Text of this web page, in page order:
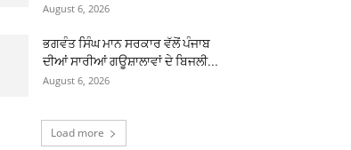
August 6, 2026
ਭਗਵੰਤ ਸਿੰਘ ਮਾਨ ਸਰਕਾਰ ਵੱਲੋਂ ਪੰਜਾਬ
ਦੀਆਂ ਸਾਰੀਆਂ ਗਊਸ਼ਾਲਾਵਾਂ ਦੇ ਬਿਜਲੀ...
August 6, 2026
Load more